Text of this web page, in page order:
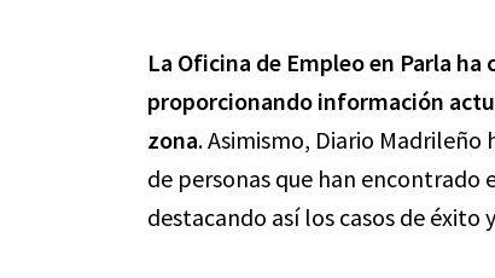
La Oficina de Empleo en Parla
proporcionando información
zona. Asimismo, Diario
de personas que han encontrado
destacando así los casos de